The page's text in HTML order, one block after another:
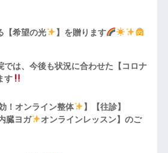
【希望の光 】を贈ります
では、今後も状況に合わせた【コロナ
す
！オンライン整体
】【往診】
臓ヨガ
オンラインレッスン】のご